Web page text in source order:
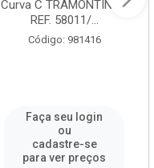
Curva C TRAMONTINA /
REF. 58011/...
Código: 981416
Faça seu login
ou
cadastre-se
para ver preços